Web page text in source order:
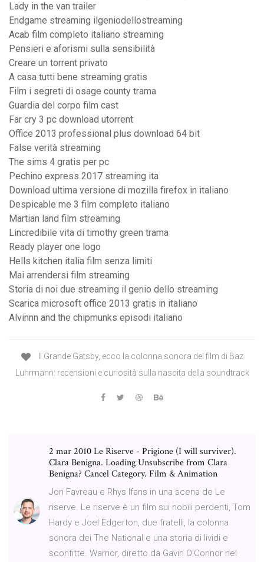
Lady in the van trailer
Endgame streaming ilgeniodellostreaming
Acab film completo italiano streaming
Pensieri e aforismi sulla sensibilità
Creare un torrent privato
A casa tutti bene streaming gratis
Film i segreti di osage county trama
Guardia del corpo film cast
Far cry 3 pc download utorrent
Office 2013 professional plus download 64 bit
False verità streaming
The sims 4 gratis per pc
Pechino express 2017 streaming ita
Download ultima versione di mozilla firefox in italiano
Despicable me 3 film completo italiano
Martian land film streaming
Lincredibile vita di timothy green trama
Ready player one logo
Hells kitchen italia film senza limiti
Mai arrendersi film streaming
Storia di noi due streaming il genio dello streaming
Scarica microsoft office 2013 gratis in italiano
Alvinnn and the chipmunks episodi italiano
Il Grande Gatsby, ecco la colonna sonora del film di Baz
Luhrmann: recensioni e curiosità sulla nascita della soundtrack
2 mar 2010 Le Riserve - Prigione (I will surviver).
Clara Benigna. Loading Unsubscribe from Clara
Benigna? Cancel Category. Film & Animation
Jon Favreau e Rhys Ifans in una scena de Le
riserve. Le riserve è un film sui nobili perdenti, Tom
Hardy e Joel Edgerton, due fratelli, la colonna
sonora dei The National e una storia di lividi e
sconfitte. Warrior, diretto da Gavin O’Connor nel